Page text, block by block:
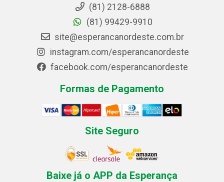
(81) 2128-6888
(81) 99429-9910
site@esperancanordeste.com.br
instagram.com/esperancanordeste
facebook.com/esperancanordeste
Formas de Pagamento
Site Seguro
Baixe já o APP da Esperança